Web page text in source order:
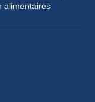
alimentaires